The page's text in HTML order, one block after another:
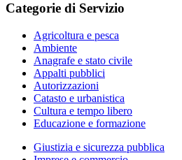
Categorie di Servizio
Agricoltura e pesca
Ambiente
Anagrafe e stato civile
Appalti pubblici
Autorizzazioni
Catasto e urbanistica
Cultura e tempo libero
Educazione e formazione
Giustizia e sicurezza pubblica